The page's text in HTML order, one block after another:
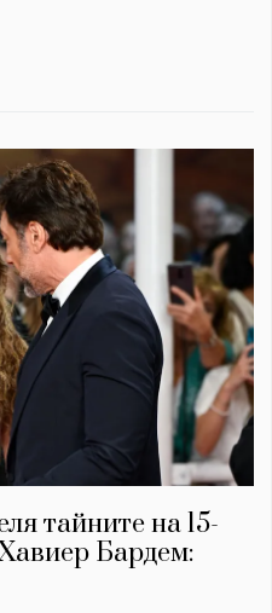
тайните на 15-
Бардем: